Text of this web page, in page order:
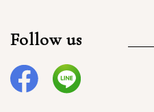
Follow us